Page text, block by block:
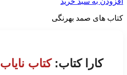
کتاب های صمد بهرنگی
کارا کتاب:کتاب نایاب